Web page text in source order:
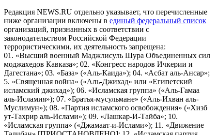
Редакция NEWS.RU отдельно указывает, что перечисленные
ниже организации включены в единый федеральный список
организаций, признанных в соответствии с
законодательством Российской Федерации
террористическими, их деятельность запрещена:
01. «Высший военный Маджлисуль Шура Объединенных сил
моджахедов Кавказа»; 02. «Конгресс народов Ичкерии и
Дагестана»; 03. «База» («Аль-Каида»); 04. «Асбат аль-Ансар»;
5. «Священная война» («Аль-Джихад» или «Египетский
исламский джихад»); 06. «Исламская группа» («Аль-Гамаа
аль-Исламия»); 07. «Братья-мусульмане» («Аль-Ихван аль-
Муслимун»); 08. «Партия исламского освобождения» («Хизб
ут-Тахрир аль-Ислами»); 09. «Лашкар-И-Тайба»; 10.
«Исламская группа» («Джамаат-и-Ислами»); 11. «Движение